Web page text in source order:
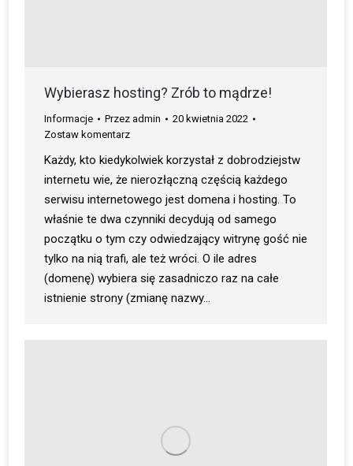
Wybierasz hosting? Zrób to mądrze!
Informacje Przez admin
20 kwietnia 2022
Zostaw komentarz
Każdy, kto kiedykolwiek korzystał z dobrodziejstw
internetu wie, że nierozłączną częścią każdego
serwisu internetowego jest domena i hosting. To
właśnie te dwa czynniki decydują od samego
początku o tym czy odwiedzający witrynę gość nie
tylko na nią trafi, ale też wróci. O ile adres
(domenę) wybiera się zasadniczo raz na całe
istnienie strony (zmianę nazwy…